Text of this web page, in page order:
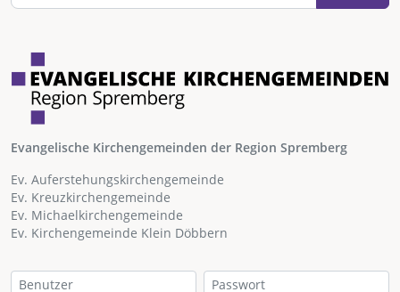
Evangelische Kirchengemeinden der Region Spremberg
Ev. Auferstehungskirchengemeinde
Ev. Kreuzkirchengemeinde
Ev. Michaelkirchengemeinde
Ev. Kirchengemeinde Klein Döbbern